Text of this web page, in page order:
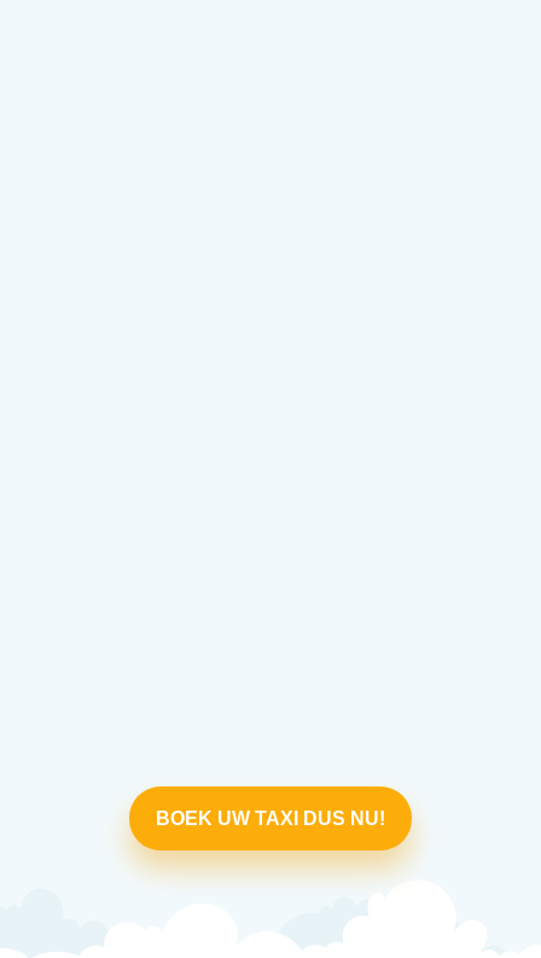
BOEK UW TAXI DUS NU!